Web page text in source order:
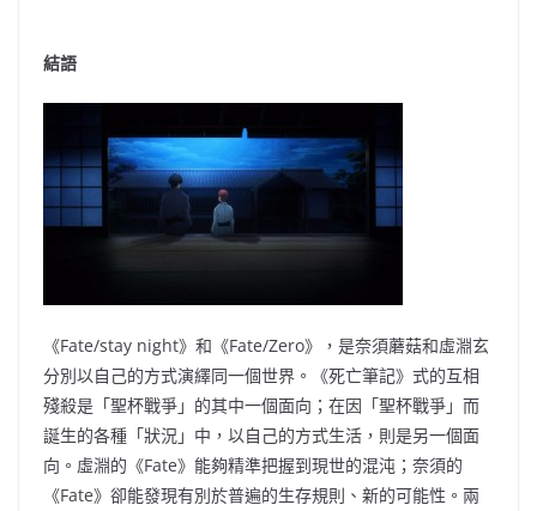
結語
《Fate/stay night》和《Fate/Zero》，是奈須蘑菇和虛淵玄
分別以自己的方式演繹同一個世界。《死亡筆記》式的互相
殘殺是「聖杯戰爭」的其中一個面向；在因「聖杯戰爭」而
誕生的各種「狀況」中，以自己的方式生活，則是另一個面
向。虛淵的《Fate》能夠精準把握到現世的混沌；奈須的
《Fate》卻能發現有別於普遍的生存規則、新的可能性。兩